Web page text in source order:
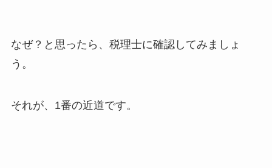
なぜ？と思ったら、税理士に確認してみましょ
う。
それが、1番の近道です。